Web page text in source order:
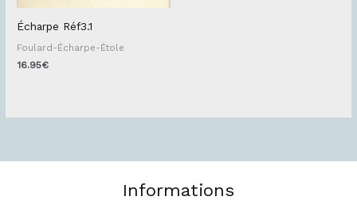
Écharpe Réf3.1
Foulard-Écharpe-Étole
16.95€
Informations